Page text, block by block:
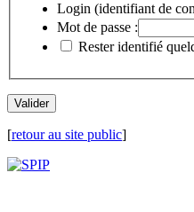
Login (identifiant de
Mot de passe :
Rester identifié
[retour au site public]